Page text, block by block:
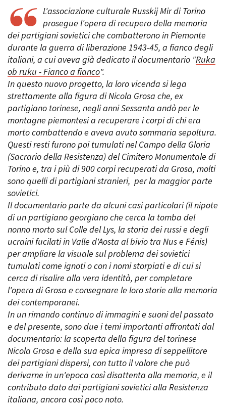
SERVIZI
Servizi generali
Location scouting
Spazi nella sede FCTP
Sala Casting
Sala Paolo Tenna
FILM FUNDS
Piemonte Film Tv Fund
Piemonte Film Tv
Development Fund
Piemonte Doc Film Fund
Short Film Fund
PRODUCTION GUIDE
Società di produzione
Strutture di servizio
Professionisti
Attrici-Attori
Beginners
LOCATION GUIDE
FILM DATABASE
BOOK DATABASE
NEWS
CASTING
FESTIVAL, MARKETS,
AWARDS
International Film Festival
Rotterdam
Berlinale Internationalen
Filmfestspiele Berlin
Biografilm Festival - Bio to B
Industry Days
Locarno Film Festival
Mostra Internazionale d’Arte
Cinematografica Venezia
Toronto International Film
Festival
Festa del Cinema di Roma
Torino Film Festival
David di Donatello
Premio Solinas
STRUMENTI
Location - Accedi al tuo
profilo
Location - Nuovo utente
Newsletter
Lavora con noi
Lavoro
Elenco Operatori Economici
per affidamento lavori in
economia
L'associazione culturale Russkij Mir di Torino
prosegue l'opera di recupero della memoria
dei partigiani sovietici che combatterono in Piemonte
durante la guerra di liberazione 1943-45, a fianco degli
italiani, a cui aveva già dedicato il documentario "Ruka
ob ruku - Fianco a fianco".
In questo nuovo progetto, la loro vicenda si lega
strettamente alla figura di Nicola Grosa che, ex
partigiano torinese, negli anni Sessanta andò per le
montagne piemontesi a recuperare i corpi di chi era
morto combattendo e aveva avuto sommaria sepoltura.
Questi resti furono poi tumulati nel Campo della Gloria
(Sacrario della Resistenza) del Cimitero Monumentale di
Torino e, tra i più di 900 corpi recuperati da Grosa, molti
sono quelli di partigiani stranieri, per la maggior parte
sovietici.
Il documentario parte da alcuni casi particolari (il nipote
di un partigiano georgiano che cerca la tomba del
nonno morto sul Colle del Lys, la storia dei russi e degli
ucraini fucilati in Valle d'Aosta al bivio tra Nus e Fénis)
per ampliare la visuale sul problema dei sovietici
tumulati come ignoti o con i nomi storpiati e di cui si
cerca di risalire alla vera identità, per completare
l'opera di Grosa e consegnare le loro storie alla memoria
dei contemporanei.
In un rimando continuo di immagini e suoni del passato
e del presente, sono due i temi importanti affrontati dal
documentario: la scoperta della figura del torinese
Nicola Grosa e della sua epica impresa di seppellitore
dei partigiani dispersi, con tutto il valore che può
derivarne in un'epoca così disattenta alla memoria, e il
contributo dato dai partigiani sovietici alla Resistenza
italiana, ancora così poco noto.